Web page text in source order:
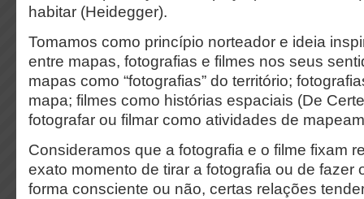
habitar (Heidegger).
Tomamos como princípio norteador e ideia
entre mapas, fotografias e filmes nos seus
mapas como “fotografias” do território;
mapa; filmes como histórias espaciais (De
fotografar ou filmar como atividades de
Consideramos que a fotografia e o filme fixam
exato momento de tirar a fotografia ou de fazer
forma consciente ou não, certas relações